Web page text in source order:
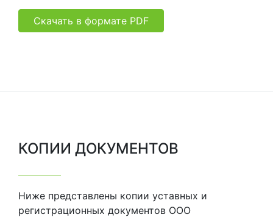
Скачать в формате PDF
КОПИИ ДОКУМЕНТОВ
Ниже представлены копии уставных и
регистрационных документов ООО